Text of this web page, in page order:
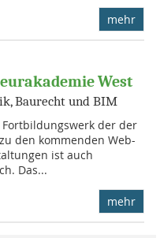
mehr
West
Baurecht und BIM
der der
den kommenden Web-
ist auch
Das...
mehr